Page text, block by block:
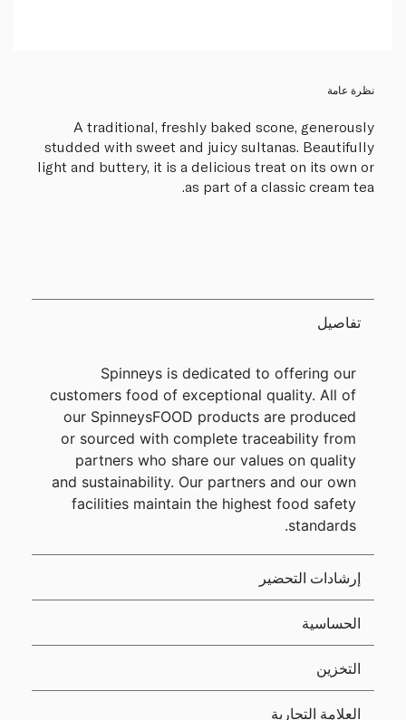
نظرة عامة
A traditional, freshly baked scone, generously
studded with sweet and juicy sultanas. Beautifully
light and buttery, it is a delicious treat on its own or
as part of a classic cream tea.
تفاصيل
Spinneys is dedicated to offering our
customers food of exceptional quality. All of
our SpinneysFOOD products are produced
or sourced with complete traceability from
partners who share our values on quality
and sustainability. Our partners and our own
facilities maintain the highest food safety
standards.
إرشادات التحضير
الحساسية
التخزين
العلامة التجارية